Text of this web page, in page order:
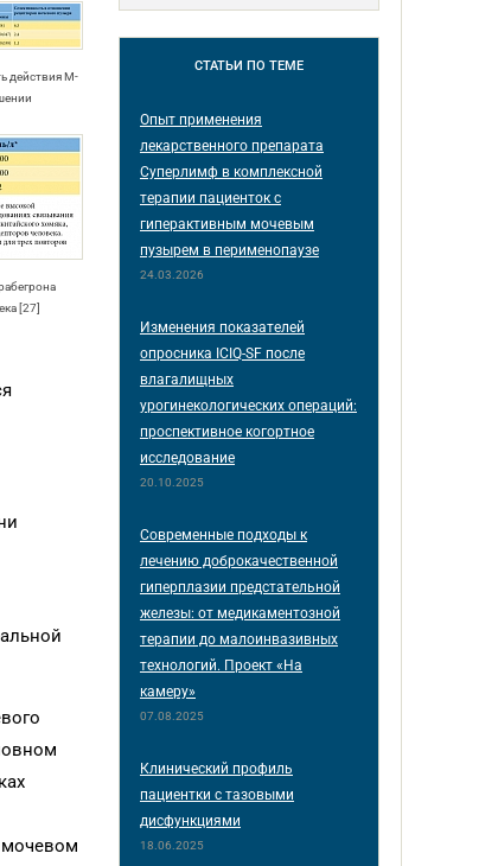
действия М-
[27]
СТАТЬИ ПО ТЕМЕ
Опыт применения
лекарственного препарата
Суперлимф в комплексной
терапии пациенток с
гиперактивным мочевым
пузырем в перименопаузе
24.03.2026
Изменения показателей
опросника ICIQ-SF после
влагалищных
урогинекологических операций:
проспективное когортное
исследование
20.10.2025
Современные подходы к
лечению доброкачественной
гиперплазии предстательной
железы: от медикаментозной
терапии до малоинвазивных
технологий. Проект «На
камеру»
07.08.2025
Клинический профиль
пациентки с тазовыми
дисфункциями
18.06.2025